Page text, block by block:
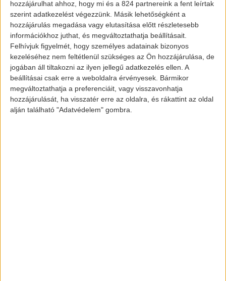
hozzájárulhat ahhoz, hogy mi és a 824 partnereink a fent leírtak
szerint adatkezelést végezzünk. Másik lehetőségként a
hozzájárulás megadása vagy elutasítása előtt részletesebb
információkhoz juthat, és megváltoztathatja beállításait.
Felhívjuk figyelmét, hogy személyes adatainak bizonyos
kezeléséhez nem feltétlenül szükséges az Ön hozzájárulása, de
jogában áll tiltakozni az ilyen jellegű adatkezelés ellen. A
beállításai csak erre a weboldalra érvényesek. Bármikor
megváltoztathatja a preferenciáit, vagy visszavonhatja
hozzájárulását, ha visszatér erre az oldalra, és rákattint az oldal
alján található "Adatvédelem" gombra.
értékesített annak ellenére, hogy az
elmúlt 1 év alatt kétszer is árat emelt a
márka.
A szakértők szerint a kereslet az
elektromos járművekre továbbra is magas
lesz, viszont az ellátási láncokban
tapasztalt zavarok további emelkedést is